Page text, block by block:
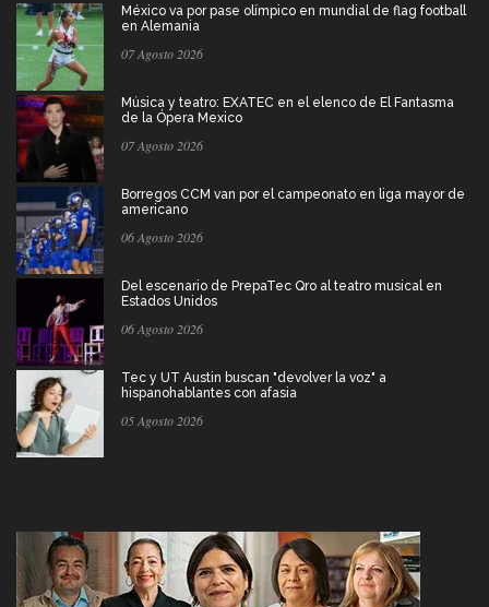
México va por pase olímpico en mundial de flag football
en Alemania
07 Agosto 2026
Música y teatro: EXATEC en el elenco de El Fantasma
de la Ópera Mexico
07 Agosto 2026
Borregos CCM van por el campeonato en liga mayor de
americano
06 Agosto 2026
Del escenario de PrepaTec Qro al teatro musical en
Estados Unidos
06 Agosto 2026
Tec y UT Austin buscan "devolver la voz" a
hispanohablantes con afasia
05 Agosto 2026